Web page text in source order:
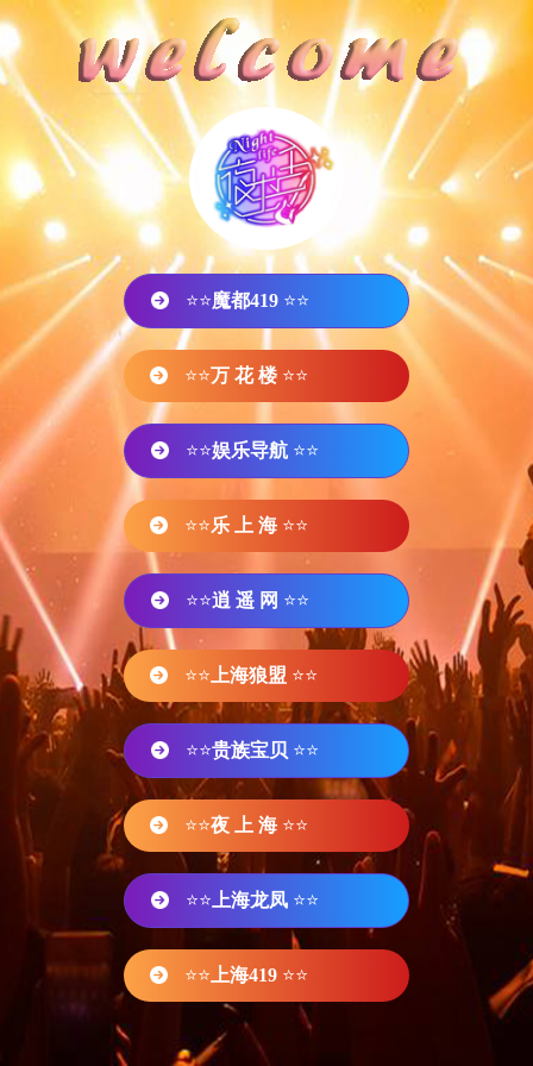
⭐⭐魔都419 ⭐⭐
⭐⭐万 花 楼 ⭐⭐
⭐⭐娱乐导航 ⭐⭐
⭐⭐乐 上 海 ⭐⭐
⭐⭐逍 遥 网 ⭐⭐
⭐⭐ 上海狼盟 ⭐⭐
⭐⭐贵族宝贝 ⭐⭐
⭐⭐夜 上 海 ⭐⭐
⭐⭐ 上海龙凤 ⭐⭐
⭐⭐ 上海419 ⭐⭐